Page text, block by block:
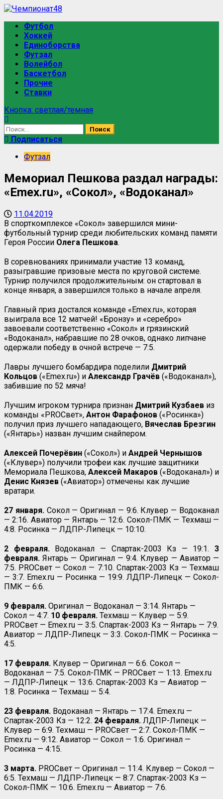
Футбол
Хоккей
Единоборства
Футзал
Волейбол
Баскетбол
Прочие
Ставки
Кнопка: светлая/темная
Подписаться
Футзал
Мемориал Пешкова раздал награды:
«Emex.ru», «Сокол», «Водоканал»
11.04.2019
В спорткомплексе «Сокол» завершился мини-
футбольный турнир среди любительских команд памяти
Героя России Олега Пешкова.
В соревнованиях принимали участие 13 команд,
разыгравшие призовые места по круговой системе.
Турнир получился продолжительным: он стартовал в
конце января, а завершился только в начале апреля.
Главный приз достался команде «Emex.ru», которая
выиграла все 12 матчей! «Бронзу» и «серебро»
завоевали соответственно «Сокол» и грязинский
«Водоканал», набравшие по 28 очков, однако липчане
одержали победу в очной встрече — 7:5.
Лавры лучшего бомбардира поделили Дмитрий
Кольцов («Emex.ru») и Александр Грачёв («Водоканал»),
забившие по 52 мяча!
Лучшим игроком турнира признан Дмитрий Кузбаев из
команды «PROСвет», Антон Фарафонов («Росинка»)
получил приз лучшего нападающего, Вячеслав Брезгин
(«Янтарь») назван лучшим снайпером.
Алексей Почерёвин («Сокол») и Андрей Чернышов
(«Клувер») получили трофеи как лучшие защитники
Мемориала Пешкова, Алексей Макаров («Водоканал») и
Денис Князев («Авиатор») отмечены как лучшие
вратари.
27 января.Сокол — Оригинал — 9:6. Клувер — Водоканал
— 2:16. Авиатор — Янтарь — 12:6. Сокол-ПМК — Техмаш —
4:8. Росинка — ЛДПР-Липецк — 10:10.
2 февраля.Водоканал — Спартак-2003 Кз — 19:1. 3
февраля. Янтарь — Оригинал — 9:4. Клувер — Авиатор —
7:5. PROСвет — Сокол — 7:10. Спартак-2003 Кз — Техмаш
— 3:7. Emex.ru — Росинка — 19:9. ЛДПР-Липецк — Сокол-
ПМК — 6:6.
9 февраля. Оригинал — Водоканал — 3:14. Янтарь —
Сокол — 4:7. 10 февраля. Техмаш — Клувер — 5:9.
PROСвет — Emex.ru — 3:5. Спартак-2003 Кз — Янтарь — 7:9.
Авиатор — ЛДПР-Липецк — 3:3. Сокол-ПМК — Росинка —
4:5.
17 февраля. Клувер — Оригинал — 6:6. Сокол —
Водоканал — 7:5. Сокол-ПМК — PROСвет — 1:13. Emex.ru
— ЛДПР-Липецк — 13:6. Спартак-2003 Кз — Авиатор —
1:8. Росинка — Техмаш — 5:4.
23 февраля. Водоканал — Янтарь — 17:4. Emex.ru —
Спартак-2003 Кз — 12:2. 24 февраля. ЛДПР-Липецк —
Клувер — 6:9. Техмаш — PROСвет — 2:7. Сокол-ПМК —
Emex.ru — 9:12. Авиатор — Сокол — 1:6. Оригинал —
Росинка — 4:15.
3 марта. PROСвет — Оригинал — 11:4. Клувер — Сокол —
6:5. Техмаш — ЛДПР-Липецк — 8:7. Спартак-2003 Кз —
Сокол-ПМК — 10:6. Emex.ru — Авиатор — 7:6.